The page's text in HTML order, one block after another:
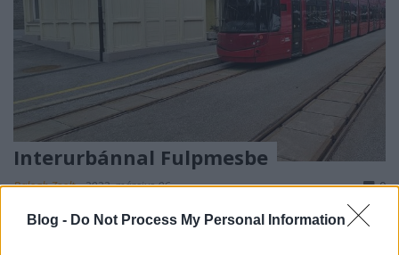
Blog - Do Not Process My Personal Information
Interurbánnal Fulpmesbe
Balogh Zsolt•2023. március 06. 0
Miután kiépültek Európa-szerte a vasúti fővonalak,